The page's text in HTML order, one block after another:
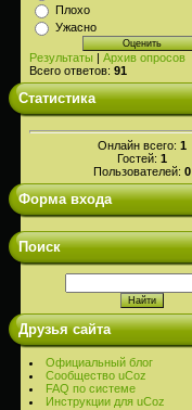
Плохо
Ужасно
Результаты | Архив опросов
Всего ответов: 91
Статистика
Онлайн всего: 1
Гостей: 1
Пользователей: 0
Форма входа
Поиск
Друзья сайта
Официальный блог
Сообщество uCoz
FAQ по системе
Инструкции для uCoz